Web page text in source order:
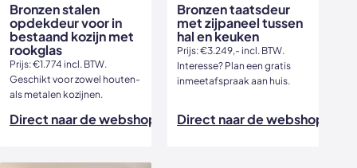
Bronzen stalen
opdekdeur voor in
bestaand kozijn met
rookglas
Prijs: €1.774 incl. BTW.
Geschikt voor zowel houten-
als metalen kozijnen.
Direct naar de webshop
Bronzen taatsdeur
met zijpaneel tussen
hal en keuken
Prijs: €3.249,- incl. BTW.
Interesse? Plan een gratis
inmeetafspraak aan huis.
Direct naar de webshop